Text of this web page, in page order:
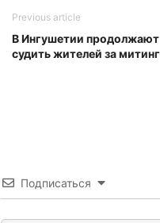
Previous article
В Ингушетии продолжают
судить жителей за митинг
Подписаться